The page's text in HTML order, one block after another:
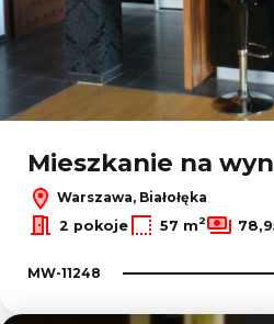
Mieszkanie na
Warszawa, Białołęka
2 pokoje
57 m2
MW-11248